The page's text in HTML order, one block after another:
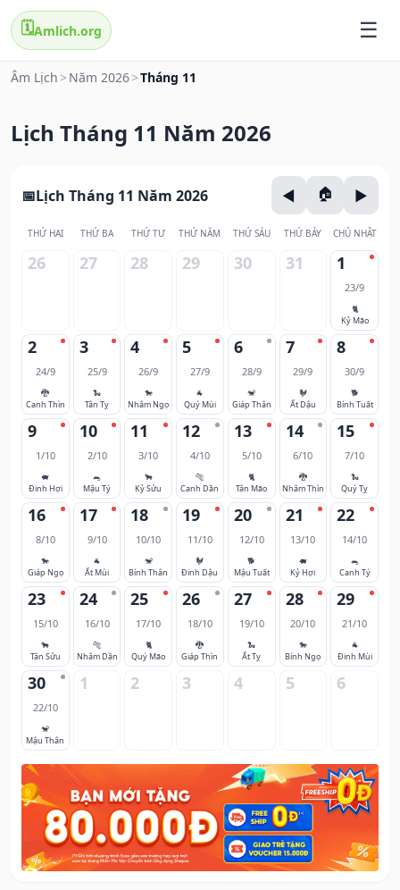
🗓️Amlich.org
Âm Lịch > Năm 2026>Tháng 11
Lịch Tháng 11 Năm 2026
Lịch Tháng 11 Năm 2026
THỨ HAI THỨ BA THỨ TƯ THỨ NĂM THỨ SÁU THỨ BẢY CHỦ NHẬT
26 27 28 29 30 31 1
23/9
🐈
Kỷ Mão
2
24/9
🐉
Canh Thìn
3
25/9
🐍
Tân Tỵ
4
26/9
🐎
Nhâm Ngọ
5
27/9
🐐
Quý Mùi
6
28/9
🐒
Giáp Thân
7
29/9
🐓
Ất Dậu
8
30/9
🐕
Bính Tuất
9
1/10
🐖
Đinh Hợi
10
2/10
🐀
Mậu Tý
11
3/10
🐂
Kỷ Sửu
12
4/10
🐅
Canh Dần
13
5/10
🐈
Tân Mão
14
6/10
🐉
Nhâm Thìn
15
7/10
🐍
Quý Tỵ
16
8/10
🐎
Giáp Ngọ
17
9/10
🐐
Ất Mùi
18
10/10
🐒
Bính Thân
19
11/10
🐓
Đinh Dậu
20
12/10
🐕
Mậu Tuất
21
13/10
🐖
Kỷ Hợi
22
14/10
🐀
Canh Tý
23
15/10
🐂
Tân Sửu
24
16/10
🐅
Nhâm Dần
25
17/10
🐈
Quý Mão
26
18/10
🐉
Giáp Thìn
27
19/10
🐍
Ất Tỵ
28
20/10
🐎
Bính Ngọ
29
21/10
🐐
Đinh Mùi
30
22/10
🐒
Mậu Thân
1 2 3 4 5 6